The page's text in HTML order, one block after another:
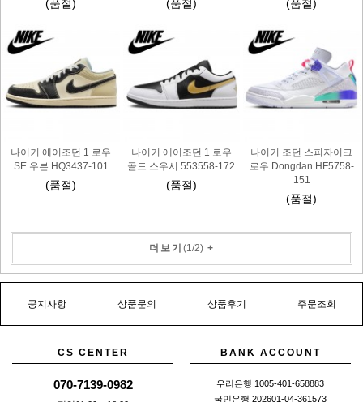
(품절) (품절) (품절)
나이키 에어조던 1 로우
SE 우븐 HQ3437-101
(품절)
나이키 에어조던 1 로우
골드 스우시 553558-172
(품절)
나이키 조던 스피자이크
로우 Dongdan HF5758-
151
(품절)
더보기 (1 /2)+
공지사항 상품문의 상품후기 주문조회
CS CENTER
070-7139-0982
BANK ACCOUNT
우리은행 1005-401-658883
국민은행 202601-04-361573